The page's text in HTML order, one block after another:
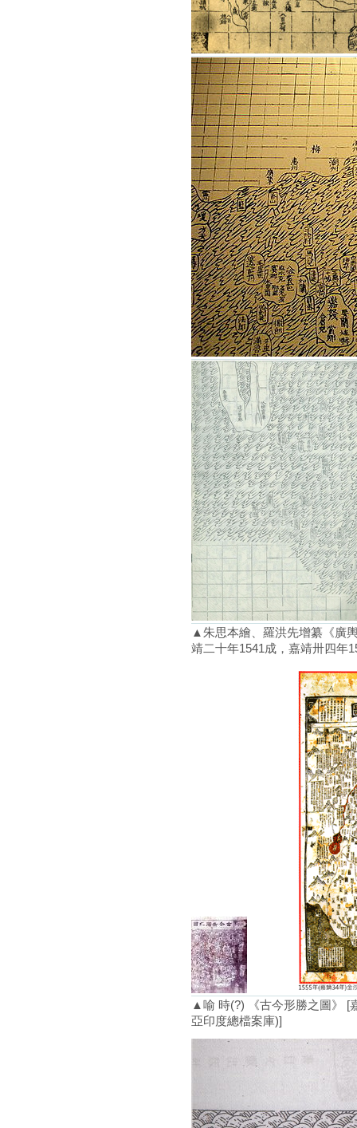
▲朱思本繪、羅洪先增纂《廣
靖二十年1541成，嘉靖卅四年
▲喻 時(?) 《古今形勝之圖》 [
亞印度總檔案庫)]